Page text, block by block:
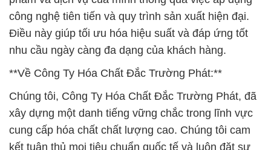
công nghệ tiên tiến và quy trình sản xuất hiện đại.
Điều này giúp tối ưu hóa hiệu suất và đáp ứng tốt
nhu cầu ngày càng đa dạng của khách hàng.
**Về Công Ty Hóa Chất Đắc Trường Phát:**
Chúng tôi, Công Ty Hóa Chất Đắc Trường Phát, đã
xây dựng một danh tiếng vững chắc trong lĩnh vực
cung cấp hóa chất chất lượng cao. Chúng tôi cam
kết tuân thủ mọi tiêu chuẩn quốc tế và luôn đặt sự